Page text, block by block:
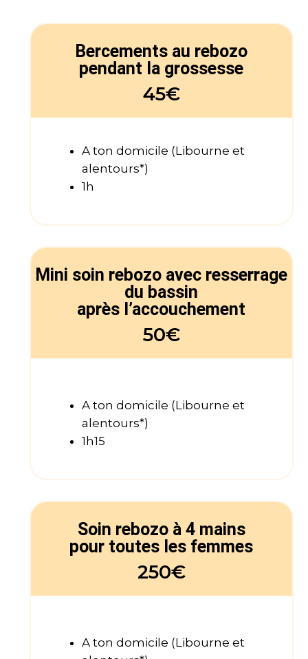
Bercements au rebozo
pendant la grossesse
45€
A ton domicile (Libourne et
alentours*)
1h
Mini soin rebozo avec resserrage
du bassin
après l’accouchement
50€
A ton domicile (Libourne et
alentours*)
1h15
Soin rebozo à 4 mains
pour toutes les femmes
250€
A ton domicile (Libourne et